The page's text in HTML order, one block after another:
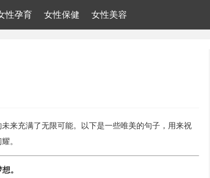
性孕育 女性保健 女性美容
来充满了无限可能。以下是一些唯美的句子，用来祝
。
。